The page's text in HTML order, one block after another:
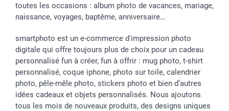
toutes les occasions : album photo de vacances, mariage,
naissance, voyages, baptême, anniversaire…
smartphoto est un e-commerce d'impression photo
digitale qui offre toujours plus de choix pour un cadeau
personnalisé fun à créer, fun à offrir : mug photo, t-shirt
personnalisé, coque iphone, photo sur toile, calendrier
photo, pêle-mêle photo, stickers photo et bien d’autres
idées cadeaux et objets personnalisés. Nous ajoutons
tous les mois de nouveaux produits, des designs uniques